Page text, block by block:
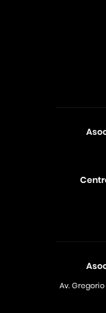
Av.